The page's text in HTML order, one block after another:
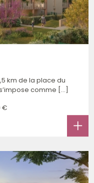
km de la place du
comme [...]
€